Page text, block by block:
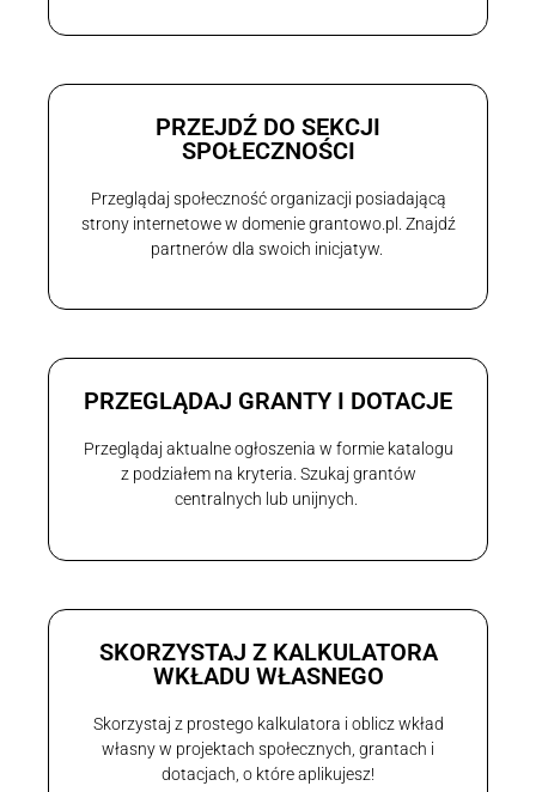
PRZEJDŹ DO SEKCJI
SPOŁECZNOŚCI
Przeglądaj społeczność organizacji posiadającą
strony internetowe w domenie grantowo.pl. Znajdź
partnerów dla swoich inicjatyw.
PRZEGLĄDAJ GRANTY I DOTACJE
Przeglądaj aktualne ogłoszenia w formie katalogu
z podziałem na kryteria. Szukaj grantów
centralnych lub unijnych.
SKORZYSTAJ Z KALKULATORA
WKŁADU WŁASNEGO
Skorzystaj z prostego kalkulatora i oblicz wkład
własny w projektach społecznych, grantach i
dotacjach, o które aplikujesz!